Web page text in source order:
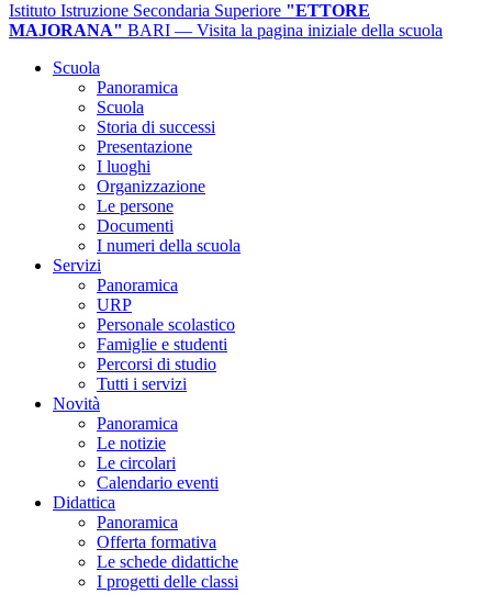
Istituto Istruzione Secondaria Superiore "ETTORE
MAJORANA" BARI — Visita la pagina iniziale della scuola
Scuola
Panoramica
Scuola
Storia di successi
Presentazione
I luoghi
Organizzazione
Le persone
Documenti
I numeri della scuola
Servizi
Panoramica
URP
Personale scolastico
Famiglie e studenti
Percorsi di studio
Tutti i servizi
Novità
Panoramica
Le notizie
Le circolari
Calendario eventi
Didattica
Panoramica
Offerta formativa
Le schede didattiche
I progetti delle classi